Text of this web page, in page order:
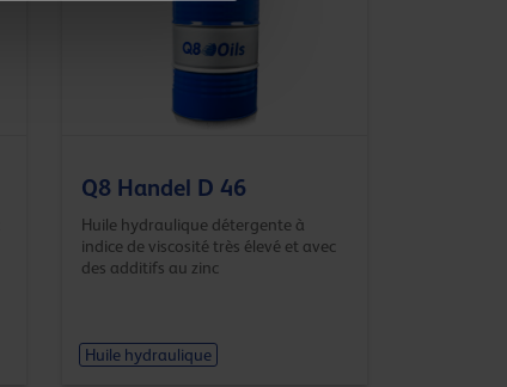
Q8 Handel D 46
Huile hydraulique détergente à
indice de viscosité très élevé et avec
des additifs au zinc
Huile hydraulique